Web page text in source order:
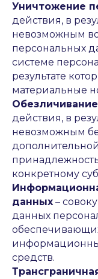
Уничтожение
действия, в
невозможным
персональных
системе
результате
материальные
действия, в
невозможным
конкретному
данных –
данных
средств.